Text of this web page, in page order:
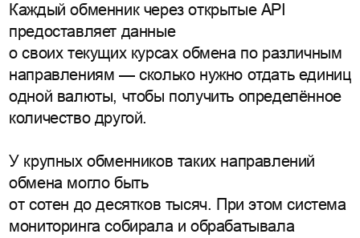
Каждый обменник через открытые API
предоставляет данные
о своих текущих курсах обмена по различным
направлениям — сколько нужно отдать единиц
одной валюты, чтобы получить определённое
количество другой.
У крупных обменников таких направлений
обмена могло быть
от сотен до десятков тысяч. При этом система
мониторинга собирала и обрабатывала